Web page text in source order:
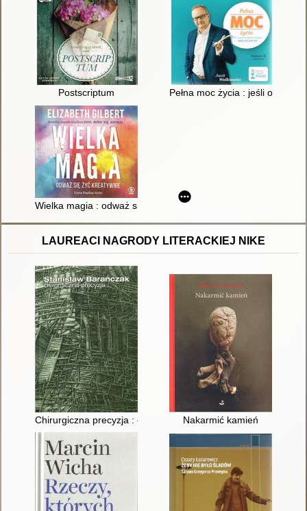
Postscriptum Pełna moc życia : jeśli o
Wielka magia : odważ się żyć kreatywnie
LAUREACI NAGRODY LITERACKIEJ NIKE
Chirurgiczna precyzja : elegie i piosenki z lat 1995-1997
Nakarmić kamień